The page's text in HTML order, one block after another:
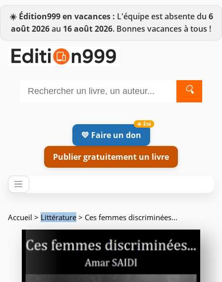
☀️ Édition999 en vacances : L'équipe est absente du 6
août 2026au 16 août 2026. Bonnes vacances à tous !
🔍
💛 Faire un don
Publier gratuitement un livre
Accueil > Littérature > Ces femmes discriminées...